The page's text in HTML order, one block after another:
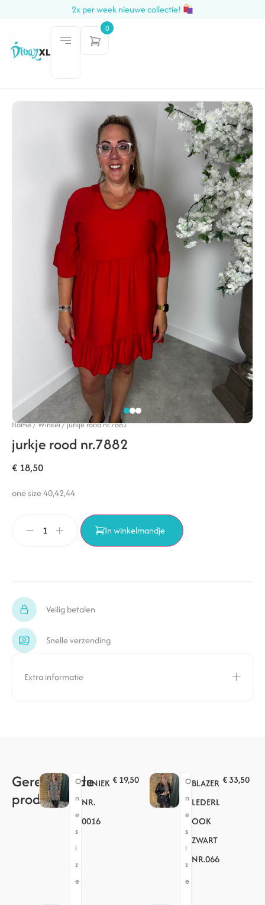
2x per week nieuwe collectie!
0
Home/Winkel/jurkje rood nr.7882
jurkje rood nr.7882
€ 18,50
one size 40,42,44
In winkelmandje
Veilig betalen
Snelle verzending
Extra informatie
Gerelateerde
producten
O
n
e
s
i
z
e
TUNIEK
NR.
0016
€19,50
O
n
e
s
i
z
e
BLAZER
LEDERL
OOK
ZWART
NR.066
€33,50